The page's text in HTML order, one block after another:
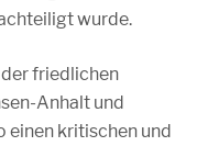
wurde.
friedlichen
Anhalt und
einen kritischen und